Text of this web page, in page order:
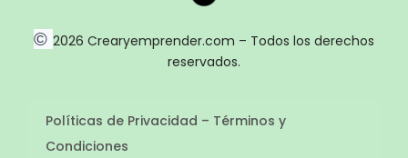
© 2026 Crearyemprender.com – Todos los derechos
reservados.
Políticas de Privacidad – Términos y
Condiciones